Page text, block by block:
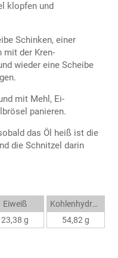
klopfen und
Schinken, einer
mit der Kren-
wieder eine Scheibe
mit Mehl, Ei-
panieren.
das Öl heiß ist die
die Schnitzel darin
Eiweiß
23,38 g
Kohlenhydrate
54,82 g